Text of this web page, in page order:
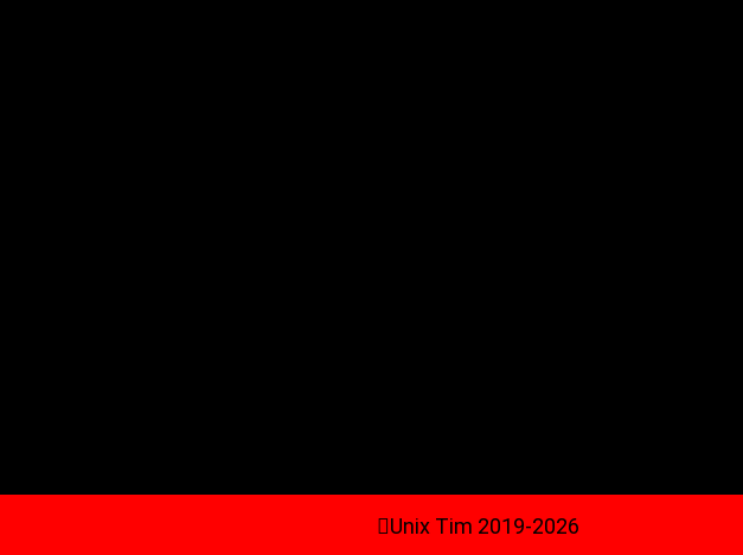
Unix Tim 2019-2026